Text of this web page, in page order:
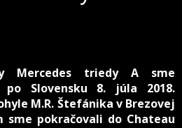
Mercedes triedy A sme
Slovensku 8. júla 2018.
M.R. Štefánika v Brezovej
sme pokračovali do Chateau